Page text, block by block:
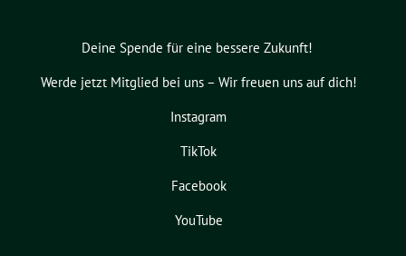
Deine Spende für eine bessere Zukunft!
Werde jetzt Mitglied bei uns – Wir freuen uns auf dich!
Instagram
TikTok
Facebook
YouTube